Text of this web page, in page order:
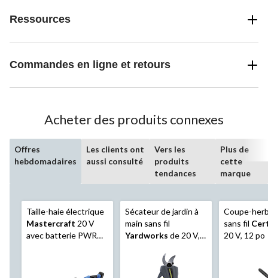
Ressources
Commandes en ligne et retours
Acheter des produits connexes
Offres
hebdomadaires
Les clients ont
aussi consulté
Vers les
produits
tendances
Plus de
cette
marque
Taille-haie électrique
Mastercraft 20 V
avec batterie PWR
Sécateur de jardin à
main sans fil
Yardworks de 20 V,
PWR POD
Coupe-
sans fil
20 V, 12 po